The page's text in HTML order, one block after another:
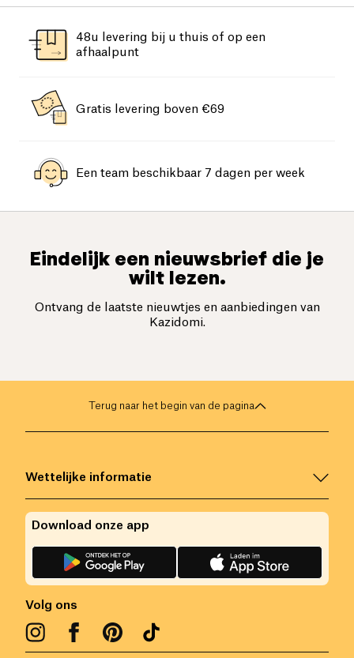
48u levering bij u thuis of op een
afhaalpunt
Gratis levering boven €69
Een team beschikbaar 7 dagen per week
Eindelijk een nieuwsbrief die je
wilt lezen.
Ontvang de laatste nieuwtjes en aanbiedingen van
Kazidomi.
Terug naar het begin van de pagina
Wettelijke informatie
Volg ons
Download onze app